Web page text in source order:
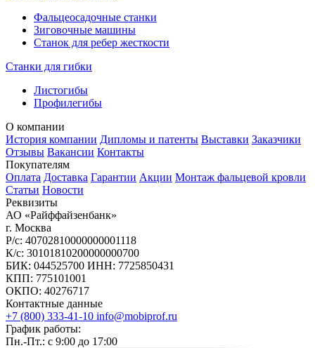
Фальцеосадочные станки
Зиговочные машины
Станок для ребер жесткости
Станки для гибки
Листогибы
Профилегибы
О компании
История компании Дипломы и патенты Выставки Заказчики
Отзывы Вакансии Контакты
Покупателям
Оплата Доставка Гарантии Акции Монтаж фальцевой кровли
Статьи Новости
Реквизиты
АО «Райффайзенбанк»
г. Москва
Р/с: 40702810000000001118
К/с: 30101810200000000700
БИК: 044525700 ИНН: 7725850431
КПП: 775101001
ОКПО: 40276717
Контактные данные
+7 (800) 333-41-10 info@mobiprof.ru
График работы:
Пн.-Пт.: с 9:00 до 17:00